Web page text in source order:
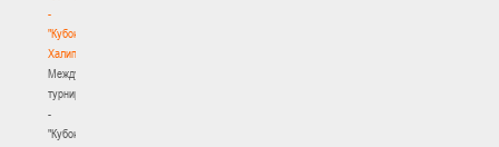
-
"Кубок
Халипского"
Международный
турнир
-
"Кубок